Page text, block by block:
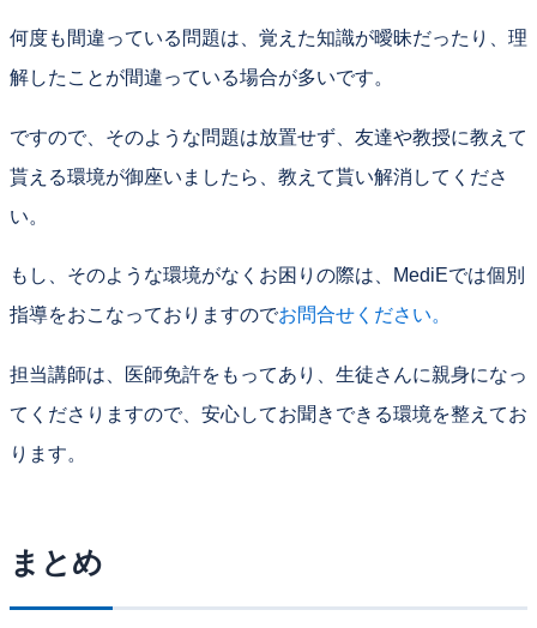
何度も間違っている問題は、覚えた知識が曖昧だったり、理
解したことが間違っている場合が多いです。
ですので、そのような問題は放置せず、友達や教授に教えて
貰える環境が御座いましたら、教えて貰い解消してくださ
い。
もし、そのような環境がなくお困りの際は、MediEでは個別
指導をおこなっておりますのでお問合せください。
担当講師は、医師免許をもってあり、生徒さんに親身になっ
てくださりますので、安心してお聞きできる環境を整えてお
ります。
まとめ